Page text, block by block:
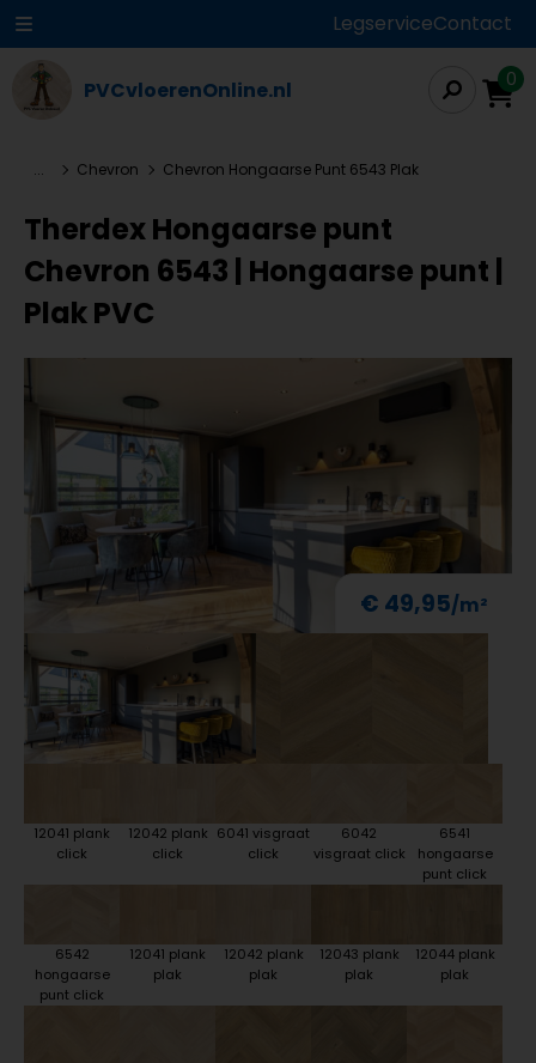
LegserviceContact
PVCvloerenOnline.nl 0
... Chevron Chevron Hongaarse Punt 6543 Plak
Therdex Hongaarse punt
Chevron 6543 | Hongaarse punt |
Plak PVC
€ 49,95
12041 plank
click
12042 plank
click
6041 visgraat
click
6042
visgraat click
6541
hongaarse
punt click
6542
hongaarse
punt click
12041 plank
plak
12042 plank
plak
12043 plank
plak
12044 plank
plak